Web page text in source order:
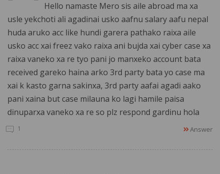
Hello namaste Mero sis aile abroad ma xa
usle yekchoti ali agadinai usko aafnu salary aafu nepal
huda aruko acc like hundi garera pathako raixa aile
usko acc xai freez vako raixa ani bujda xai cyber case xa
raixa vaneko xa re tyo pani jo manxeko account bata
received gareko haina arko 3rd party bata yo case ma
xai k kasto garna sakinxa, 3rd party aafai agadi aako
pani xaina but case milauna ko lagi hamile paisa
dinuparxa vaneko xa re so plz respond gardinu hola
1 Answer